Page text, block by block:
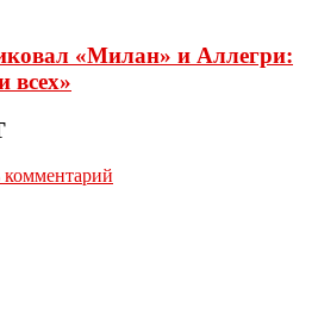
«Милан» и Аллегри:
всех»
комментарий